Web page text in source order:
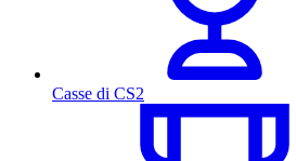
Casse di CS2